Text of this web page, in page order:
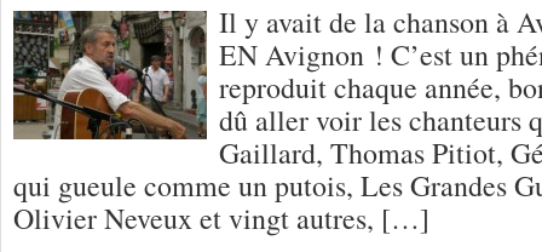
Il y avait de la chanson
EN Avignon ! C’est un
reproduit chaque année,
dû aller voir les chanteurs
Gaillard, Thomas Pitiot,
qui gueule comme un putois, Les Grandes
Olivier Neveux et vingt autres, […]